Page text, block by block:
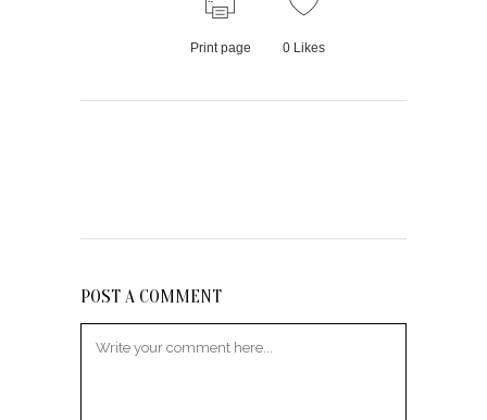
Print page 0Likes
POST A COMMENT